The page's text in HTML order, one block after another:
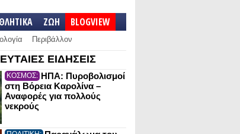
ΖΩΗ BLOGVIEW
Περιβάλλον
ΕΙΔΗΣΕΙΣ
ΚΟΣΜΟΣ: ΗΠΑ: Πυροβολισμοί
στη Βόρεια Καρολίνα –
Αναφορές για πολλούς
νεκρούς